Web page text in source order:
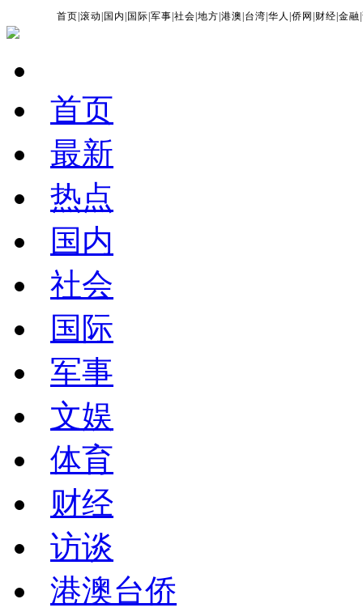
首页 |滚动 国内 国际 |军事 |社会 |地方 |港澳 台湾 |华人 |侨网 财经 |金融 |
首页
最新
热点
国内
社会
国际
军事
文娱
体育
财经
访谈
港澳台侨